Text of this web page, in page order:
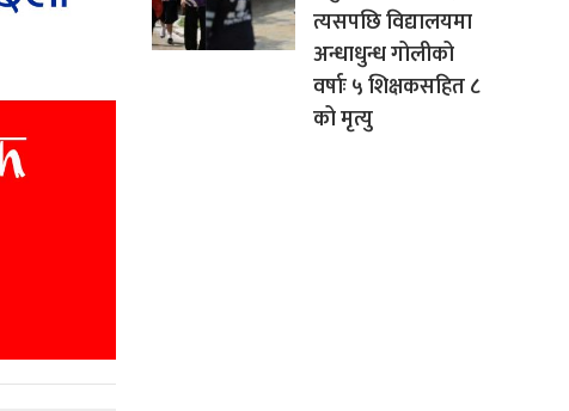
त्यसपछि विद्यालयमा
अन्धाधुन्ध गोलीको
वर्षाः ५ शिक्षकसहित ८
को मृत्यु